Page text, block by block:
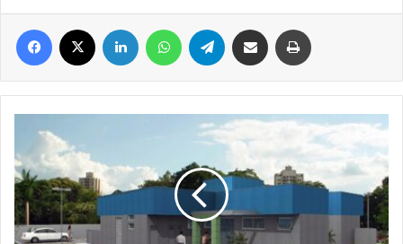
Facebook Linkedin WhatsAppTelegram Compartilhar via e-mail
beneficiada
com
nova
Unidade
de